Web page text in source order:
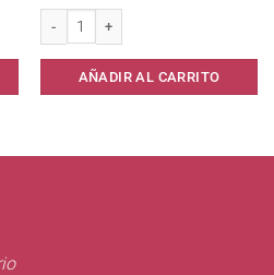
Iberia cantidad
Bolsas residuos Fuertes 45 x 60 cm x
AÑADIR AL CARRITO